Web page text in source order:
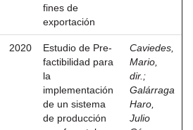
fines de
exportación
2020
Estudio de Pre-
factibilidad para
la
implementación
de un sistema
de producción
Caviedes,
Mario,
dir. ;
Galárraga
Haro,
Julio